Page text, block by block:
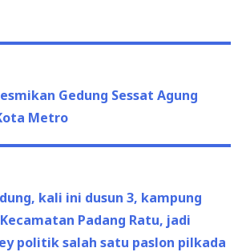
Gedung Sessat Agung
Metro
kali ini dusun 3, kampung
Padang Ratu, jadi
politik salah satu paslon pilkada